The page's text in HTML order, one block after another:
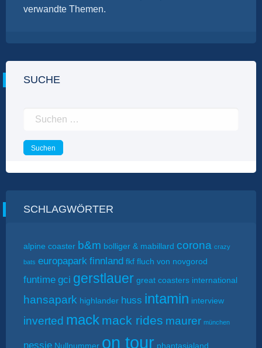
verwandte Themen.
SUCHE
Suchen
SCHLAGWÖRTER
alpine coaster b&m bolliger & mabillard corona crazy
bats europapark finnland fkf fluch von novgorod
funtime gci gerstlauer great coasters international
hansapark highlander huss intamin interview
inverted mack mack rides maurer münchen
nessie Nullnummer on tour phantasialand